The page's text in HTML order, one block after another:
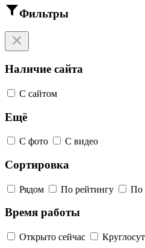
Фильтры
Наличие сайта
С сайтом
Ещё
С фото С видео
Сортировка
Рядом По рейтингу По
Время работы
Открыто сейчас